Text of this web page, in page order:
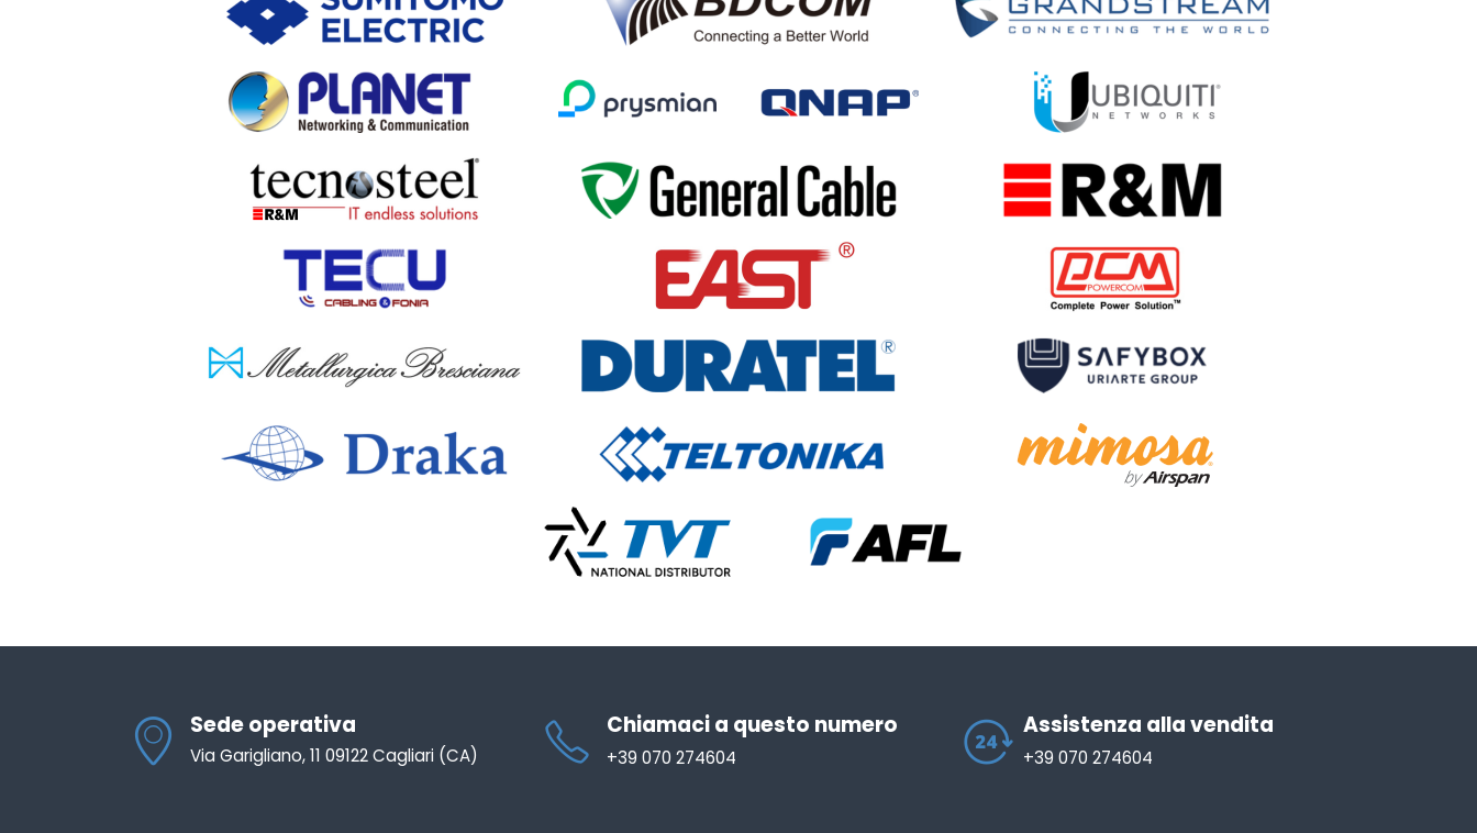
Sede operativa
Via Garigliano, 11 09122 Cagliari (CA)
Chiamaci a questo numero
+39 070 274604
Assistenza alla vendita
+39 070 274604